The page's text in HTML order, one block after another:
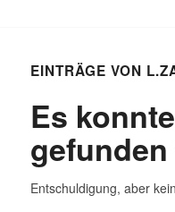
EINTRÄGE VON
Es
Entschuldigung, aber